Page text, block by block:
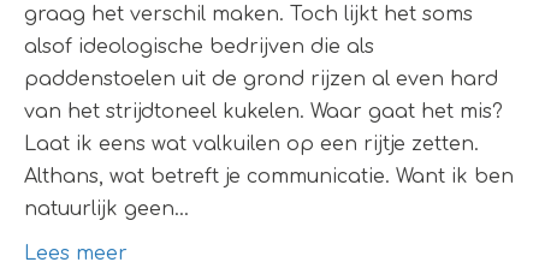
graag het verschil maken. Toch lijkt het soms
alsof ideologische bedrijven die als
paddenstoelen uit de grond rijzen al even hard
van het strijdtoneel kukelen. Waar gaat het mis?
Laat ik eens wat valkuilen op een rijtje zetten.
Althans, wat betreft je communicatie. Want ik ben
natuurlijk geen…
Lees meer